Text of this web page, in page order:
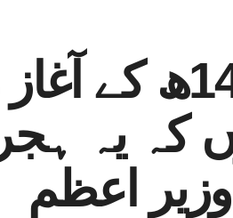
اسلامی سال
کہ یہ
اعظم